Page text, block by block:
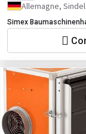
Allemagne,
Simex